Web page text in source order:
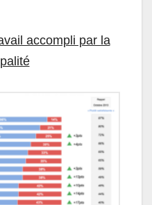
accompli par la